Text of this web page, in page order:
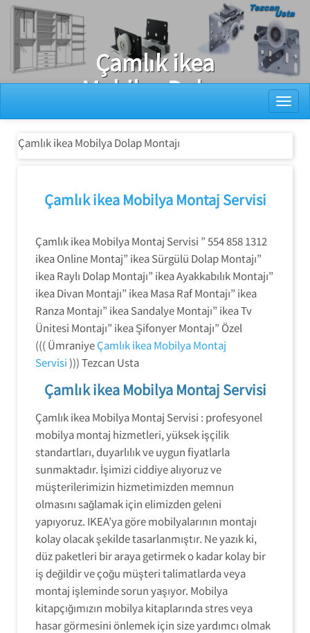
Ray Dolap Tamiri
Çamlık ikea
Mobilya Dolap
Montajı
Çamlık ikea Mobilya Dolap Montajı
Çamlık ikea Mobilya Montaj Servisi
Çamlık ikea Mobilya Montaj Servisi ” 554 858 1312
ikea Online Montaj” ikea Sürgülü Dolap Montajı”
ikea Raylı Dolap Montajı” ikea Ayakkabılık Montajı”
ikea Divan Montajı” ikea Masa Raf Montajı” ikea
Ranza Montajı” ikea Sandalye Montajı” ikea Tv
Ünitesi Montajı” ikea Şifonyer Montajı” Özel
((( ÜmraniyeÇamlık ikea Mobilya Montaj
Servisi))) Tezcan Usta
Çamlık ikea Mobilya Montaj Servisi
Çamlık ikea Mobilya Montaj Servisi : profesyonel
mobilya montaj hizmetleri, yüksek işçilik
standartları, duyarlılık ve uygun fiyatlarla
sunmaktadır. İşimizi ciddiye alıyoruz ve
müşterilerimizin hizmetimizden memnun
olmasını sağlamak için elimizden geleni
yapıyoruz. IKEA’ya göre mobilyalarının montajı
kolay olacak şekilde tasarlanmıştır. Ne yazık ki,
düz paketleri bir araya getirmek o kadar kolay bir
iş değildir ve çoğu müşteri talimatlarda veya
montaj işleminde sorun yaşıyor. Mobilya
kitapçığımızın mobilya kitaplarında stres veya
hasar görmesini önlemek için size yardımcı olmak